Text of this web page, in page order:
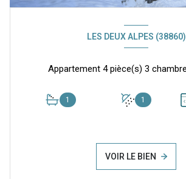
LES DEUX ALPES (38860)
1 1
VOIR LE BIEN